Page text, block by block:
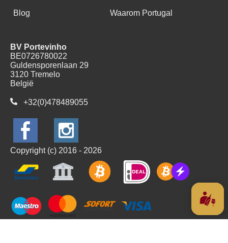
Blog Waarom Portugal
BV Portevinho
BE0726780022
Guldensporenlaan 29
3120 Tremelo
België
+32(0)478489055
Copyright (c) 2016 - 2026